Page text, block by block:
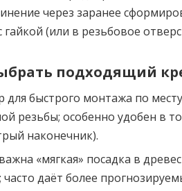
через заранее
гайкой (или в резьбовое
подходящий
быстрого монтажа по
резьбы; особенно удобен в
наконечник).
«мягкая» посадка в
даёт более